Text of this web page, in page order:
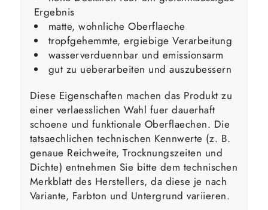
Ergebnis
matte, wohnliche Oberflaeche
tropfgehemmte, ergiebige Verarbeitung
wasserverduennbar und emissionsarm
gut zu ueberarbeiten und auszubessern
Diese Eigenschaften machen das Produkt zu
einer verlaesslichen Wahl fuer dauerhaft
schoene und funktionale Oberflaechen. Die
tatsaechlichen technischen Kennwerte (z. B.
genaue Reichweite, Trocknungszeiten und
Dichte) entnehmen Sie bitte dem technischen
Merkblatt des Herstellers, da diese je nach
Variante, Farbton und Untergrund variieren.